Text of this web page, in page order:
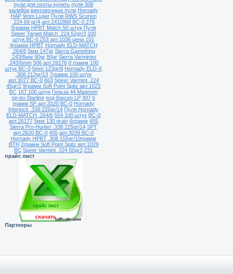
пули для охоты купить пуля 308
калибра винтовочные пули Hornady
HAP 9mm Luger Пуля RWS Scorion
.224 69 gr/4 арт.2411868 ВС-0.276
5грамм HPBT Match 50 штук Пуля
Speer Target Match .224 52gr/3 100
штук ВС-0.253 арт.1036 цена 101
4грамм HPBT Hornady ELD-MATCH
.264/6 5мм 147gr Sierra GameKing
.243/6мм 90gr 80gr Sierra Varminter
.243/6mm 506 арт.26176 0 грамм 100
штук ВС-0 5mm 123gr/8 Hornady ELD-X
.308 212gr/13 7грамм 100 штук
арт.3077 ВС-0 663 Speer Varmint .224
45gr/2 9грамм Soft Point Spitz арт.1023
ВС 167 100 штук Гильза 44 Magnum
пр-во Starline под боксер LP 397 6
грамм SP арт.3320 ВС-0 Hornady
Interlock .338 225gr/14 Пуля Hornady
ELD-MATCH .264/6 554 100 штук ВС-0
арт.26177 5мм 130 grain 6грамм 455
Sierra Pro-Hunter .338 225gr/14 SPT
арт.2620 ВС-0 405 арт.3039 ВС-0
Hornady HPBT .308 155gr/10грамм
BTH 2грамм Soft Point Spitz арт.1029
ВС Speer Varmint .224 50gr3 231
прайс лист
Партнеры